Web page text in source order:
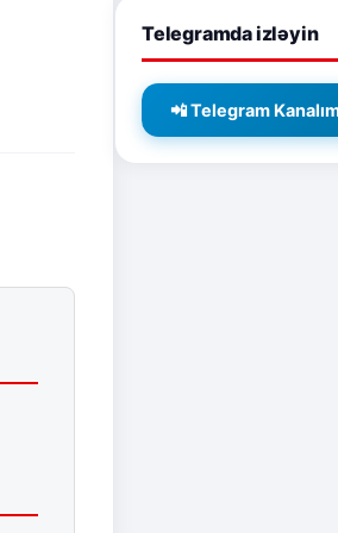
Telegramda izləyin
📲 Telegram